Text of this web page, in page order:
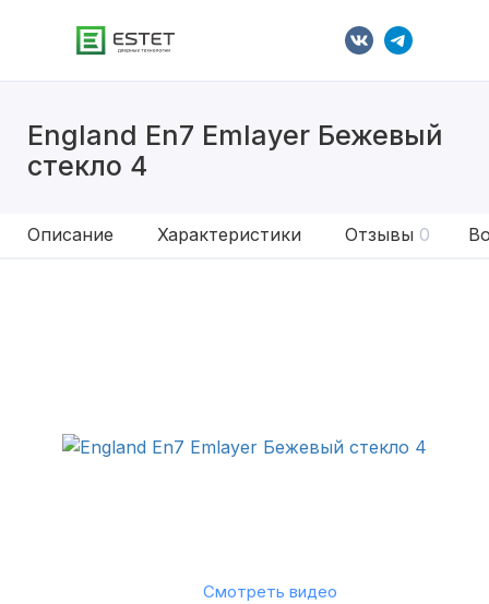
England En7 Emlayer Бежевый
стекло 4
Описание Характеристики Отзывы 0
Смотреть видео